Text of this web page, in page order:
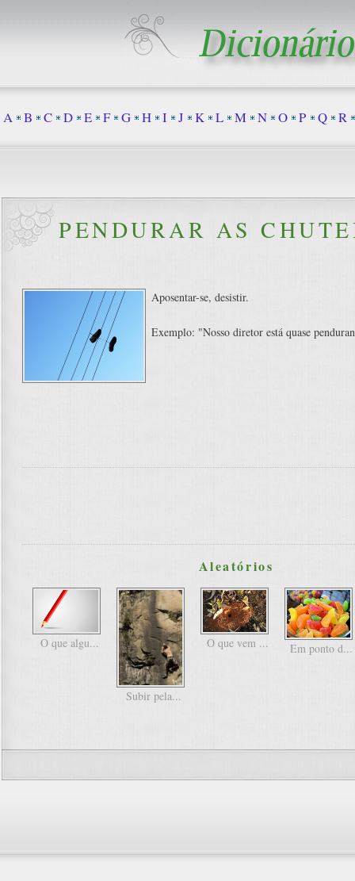
PENDURAR AS
Aposentar-se, desistir.
Exemplo: "Nosso diretor está quase
Aleatórios
O que algu...
Subir pela...
O que vem ... Em ponto d...
A B C D E F G H I J K L M N O P Q R